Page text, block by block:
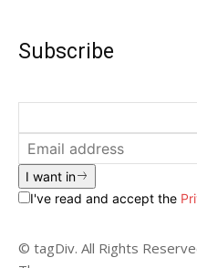
Subscribe
I want in
I've read and accept the
© tagDiv. All Rights